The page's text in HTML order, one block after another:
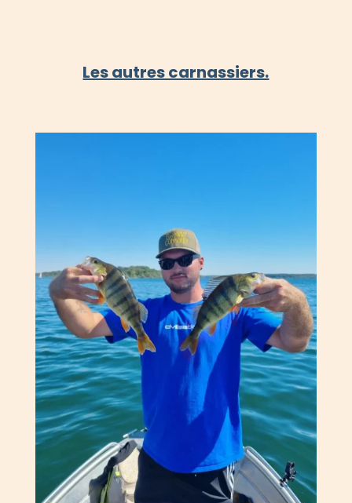
Les autres carnassiers.